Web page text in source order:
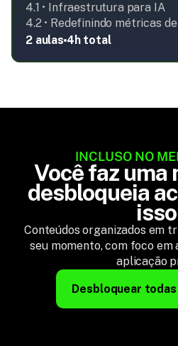
4.1 • Infraestrutura para IA
4.2 • Redefinindo métricas
2 aulas 4h total
INCLUSO NO
Você faz uma
desbloqueia
Conteúdos organizados em
seu momento, com foco em
aplicação
Desbloquear